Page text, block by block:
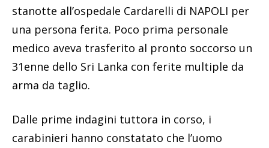
stanotte all’ospedale Cardarelli di NAPOLI per
una persona ferita. Poco prima personale
medico aveva trasferito al pronto soccorso un
31enne dello Sri Lanka con ferite multiple da
arma da taglio.
Dalle prime indagini tuttora in corso, i
carabinieri hanno constatato che l’uomo